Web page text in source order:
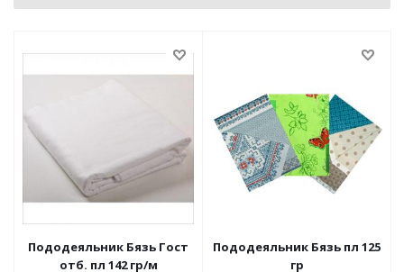
Пододеяльник Бязь Гост
отб. пл 142 гр/м
Пододеяльник Бязь пл 125
гр